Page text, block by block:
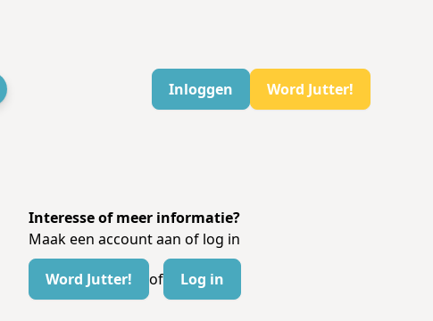
Inloggen
Word Jutter!
Interesse of meer informatie?
Maak een account aan of log in
Word Jutter! of Log in